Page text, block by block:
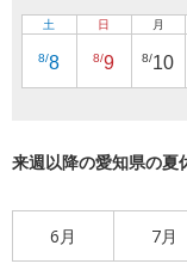
土
8/8
日
8/9
月
8/10
来週以降の愛知県の夏
6月 7月